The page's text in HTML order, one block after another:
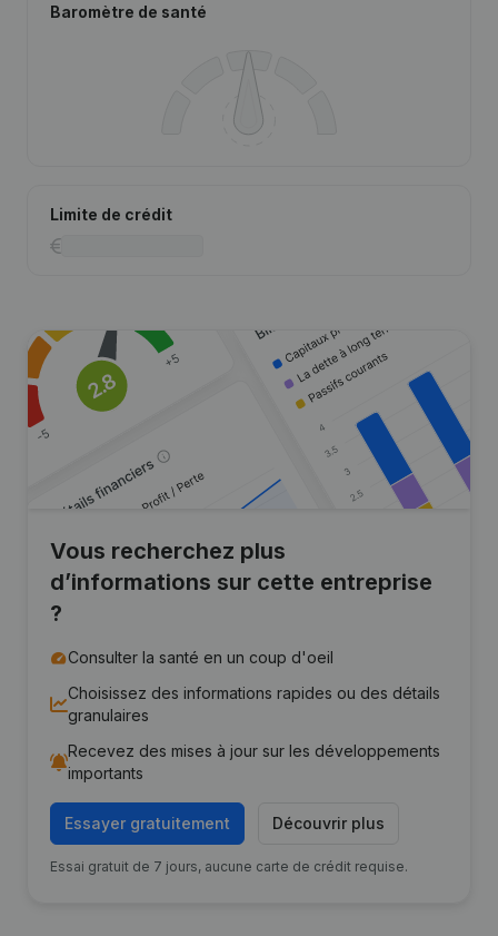
Baromètre de santé
Limite de crédit
Vous recherchez plus
d’informations sur cette entreprise
?
Consulter la santé en un coup d'oeil
Choisissez des informations rapides ou des détails
granulaires
Recevez des mises à jour sur les développements
importants
Essayer gratuitement Découvrir plus
Essai gratuit de 7 jours, aucune carte de crédit requise.